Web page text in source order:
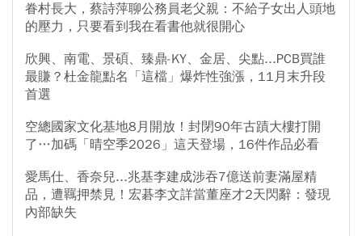
眷村長大，蔡詩萍聊公務員老父親：不給子女出人頭地
的壓力，只要看到我在看書他就很開心
欣興、南電、景碩、臻鼎-KY、金居、尖點...PCB買誰
最賺？杜金龍點名「這檔」爆炸性強漲，11月末升段
首選
空總國家文化基地8月開放！封閉90年古蹟大樓打開
了…加碼「晴空季2026」這天登場，16件作品必看
愛馬仕、香奈兒...兆基李建成涉吞7億送前妻滿屋精
品，遭羈押禁見！宏碁李文詳當董座才2天閃辭：發現
內部缺失